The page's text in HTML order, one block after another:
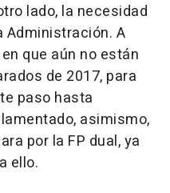
lado, la necesidad
Administración. A
que aún no están
de 2017, para
paso hasta
asimismo,
por la FP dual, ya
ello.